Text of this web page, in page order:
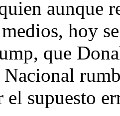
aunque
hoy
que
Nacional
el supuesto